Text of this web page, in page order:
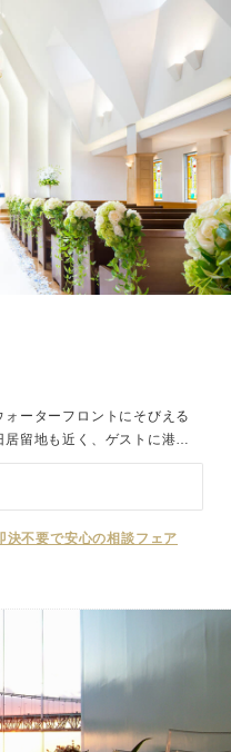
ベイサイドならではの眺めも
間をお過ごしください。
ーターフロントにそびえる
留地も近く、ゲストに港
す。目の前は海、背後には六
クラブランドならではのサー
。
決不要で安心の相談フェア